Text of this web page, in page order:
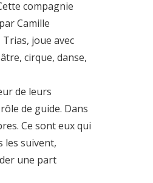
compagnie
Camille
joue avec
cirque, danse,
de leurs
de guide. Dans
Ce sont eux qui
les suivent,
une part